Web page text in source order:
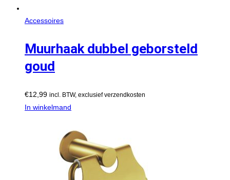
Accessoires
Muurhaak dubbel geborsteld
goud
€12,99 incl. BTW, exclusief verzendkosten
In winkelmand